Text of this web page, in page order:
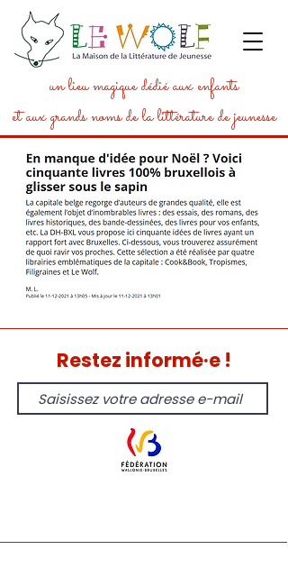
un lieu magique dédié aux enfants
et aux grands noms de la littérature de jeunesse
Restez informé·e !